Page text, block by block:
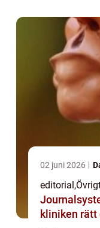
02 juni 2026
editorial ,
Journalsystem
kliniken